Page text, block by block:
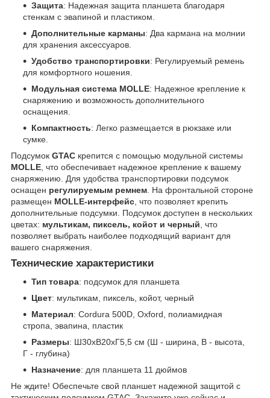
Защита: Надежная защита планшета благодаря
стенкам с эвапиной и пластиком.
Дополнительные карманы: Два кармана на молнии
для хранения аксессуаров.
Удобство транспортировки: Регулируемый ремень
для комфортного ношения.
Модульная система MOLLE: Надежное крепление к
снаряжению и возможность дополнительного
оснащения.
Компактность: Легко размещается в рюкзаке или
сумке.
Подсумок GTAC крепится с помощью модульной системы
MOLLE, что обеспечивает надежное крепление к вашему
снаряжению. Для удобства транспортировки подсумок
оснащен регулируемым ремнем. На фронтальной стороне
размещен MOLLE-интерфейс, что позволяет крепить
дополнительные подсумки. Подсумок доступен в нескольких
цветах: мультикам, пиксель, койот и черный, что
позволяет выбрать наиболее подходящий вариант для
вашего снаряжения.
Технические характеристики
Тип товара: подсумок для планшета
Цвет: мультикам, пиксель, койот, черный
Материал: Cordura 500D, Oxford, полиамидная
стропа, эвапина, пластик
Размеры: Ш30хВ20хГ5,5 см (Ш - ширина, В - высота,
Г - глубина)
Назначение: для планшета 11 дюймов
Не ждите! Обеспечьте свой планшет надежной защитой с